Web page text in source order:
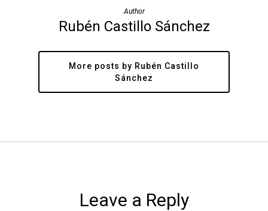
Author
Rubén Castillo Sánchez
More posts by Rubén Castillo
Sánchez
Leave a Reply